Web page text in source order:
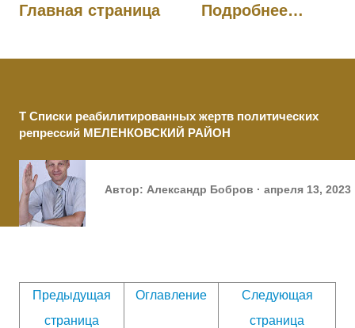
Главная страница Подробнее…
Т Списки реабилитированных жертв политических
репрессий МЕЛЕНКОВСКИЙ РАЙОН
Автор: Александр Бобров апреля 13, 2023
Предыдущая
страница
Оглавление
Следующая
страница